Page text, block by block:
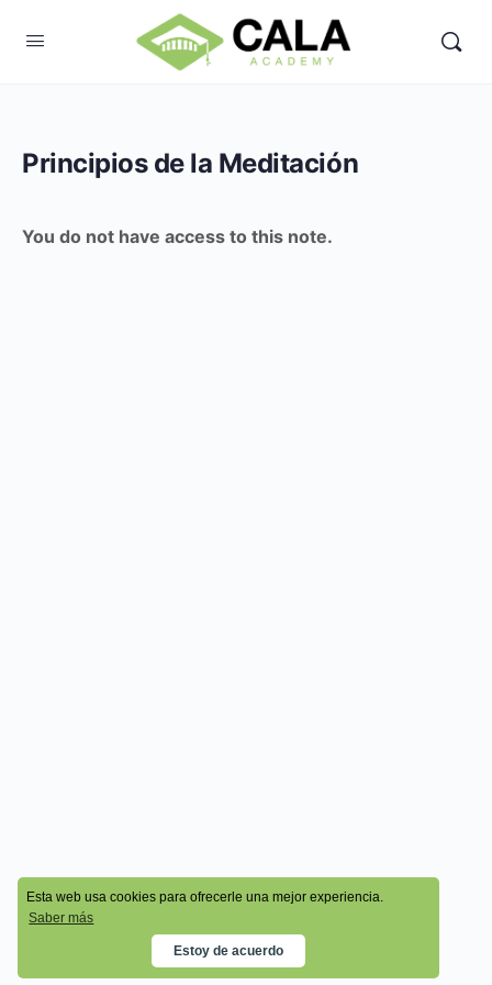
Esta web usa cookies para ofrecerle una mejor experiencia.
Saber más
Estoy de acuerdo
Principios de la Meditación
You do not have access to this note.
© 2026 - Cala Academy